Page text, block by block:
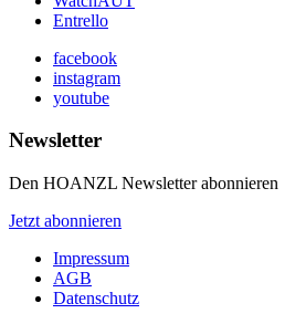
Entrello
facebook
instagram
youtube
Newsletter
Den HOANZL Newsletter abonnieren
Jetzt abonnieren
Impressum
AGB
Datenschutz